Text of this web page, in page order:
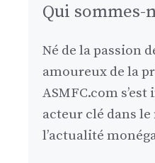
Qui sommes-
Né de la passion
amoureux de la
ASMFC.com
acteur clé dans le
l’actualité